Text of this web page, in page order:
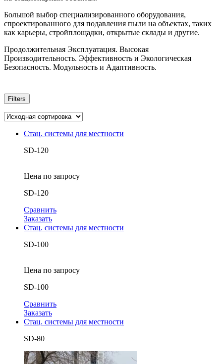
Большой выбор специализированного оборудования,
спроектированного для подавления пыли на объектах, таких
как карьеры, стройплощадки, открытые склады и другие.
Продолжительная Эксплуатация. Высокая
Производительность. Эффективность и Экологическая
Безопасность. Модульность и Адаптивность.
Filters
Стац. системы для местности
SD-120
Цена по запросу
SD-120
Сравнить
Заказать
Стац. системы для местности
SD-100
Цена по запросу
SD-100
Сравнить
Заказать
Стац. системы для местности
SD-80